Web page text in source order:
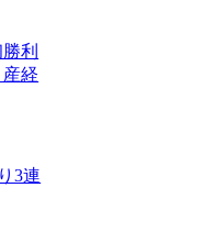
利
経
3連